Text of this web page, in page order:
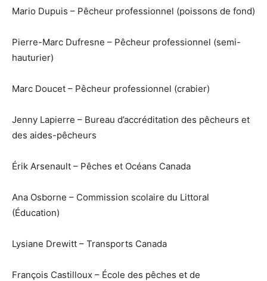
Mario Dupuis – Pêcheur professionnel (poissons de fond)
Pierre-Marc Dufresne – Pêcheur professionnel (semi-
hauturier)
Marc Doucet – Pêcheur professionnel (crabier)
Jenny Lapierre – Bureau d’accréditation des pêcheurs et
des aides-pêcheurs
Érik Arsenault – Pêches et Océans Canada
Ana Osborne – Commission scolaire du Littoral
(Éducation)
Lysiane Drewitt – Transports Canada
François Castilloux – École des pêches et de